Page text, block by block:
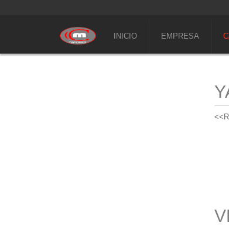
INICIO EMPRESA